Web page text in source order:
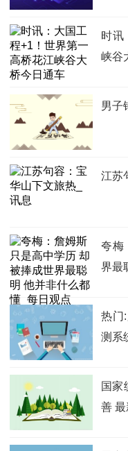
时讯
峡谷
男子
江苏
夸梅
界最
热门
测系
国家
善